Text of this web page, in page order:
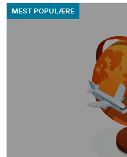
MEST POPULÆRE